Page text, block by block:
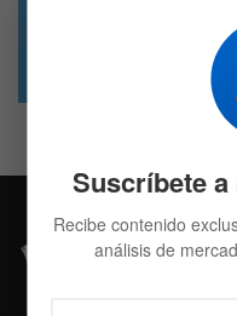
Suscríbete
Recibe contenido
análisis de